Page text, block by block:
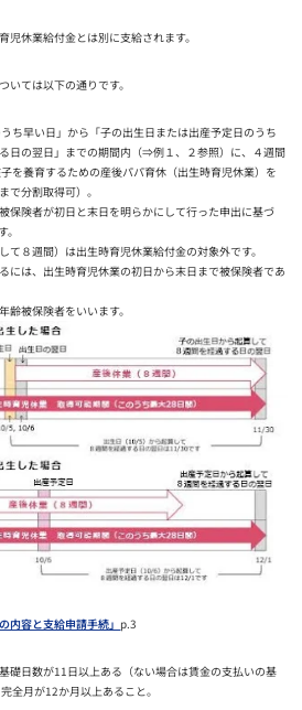
休業給付金とは別に支給されます。
いては以下の通りです。
ち早い日」から「子の出生日または出産予定日のうち
日の翌日」までの期間内（⇒例１、２参照）に、４週間
を養育するための産後パパ育休（出生時育児休業）を
で分割取得可）。
保険者が初日と末日を明らかにして行った申出に基づ
て８週間）は出生時育児休業給付金の対象外です。
には、出生時育児休業の初日から末日まで被保険者であ
齢被保険者をいいます。
内容と支給申請手続」 p.3
礎日数が11日以上ある（ない場合は賃金の支払いの基
全月が12か月以上あること。